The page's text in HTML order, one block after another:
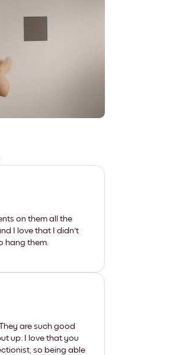
on them all the
I love that I didn't
hang them.
are such good
up. I love that you
so being able